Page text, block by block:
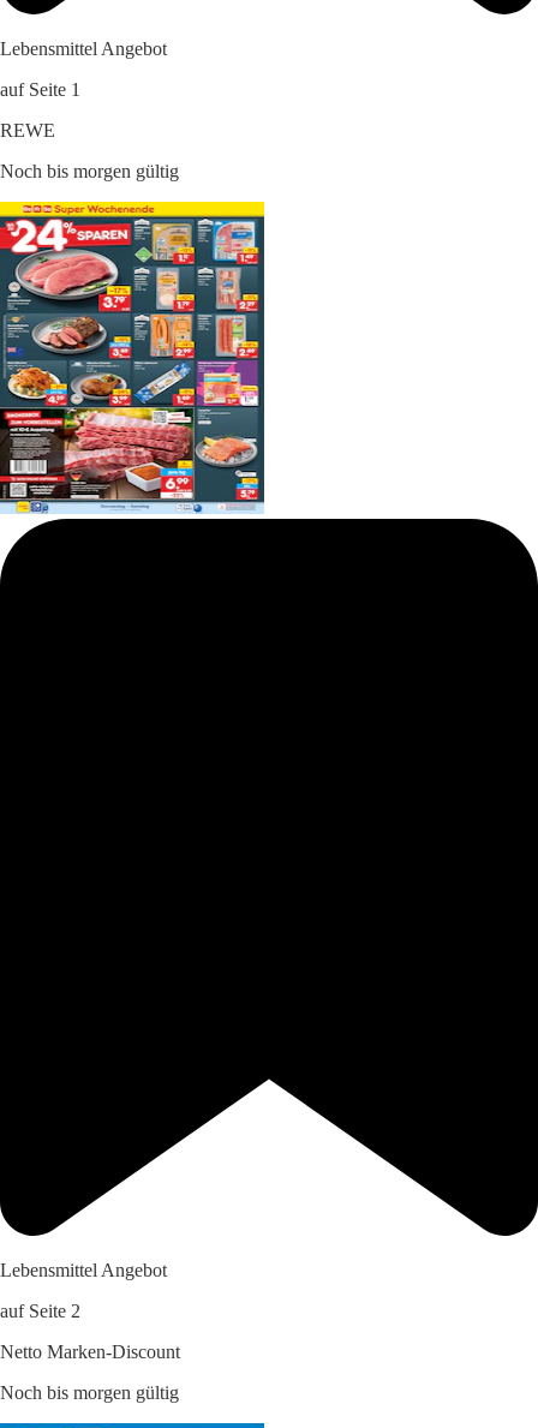
Lebensmittel Angebot
auf Seite 1
REWE
Noch bis morgen gültig
Lebensmittel Angebot
auf Seite 2
Netto Marken-Discount
Noch bis morgen gültig